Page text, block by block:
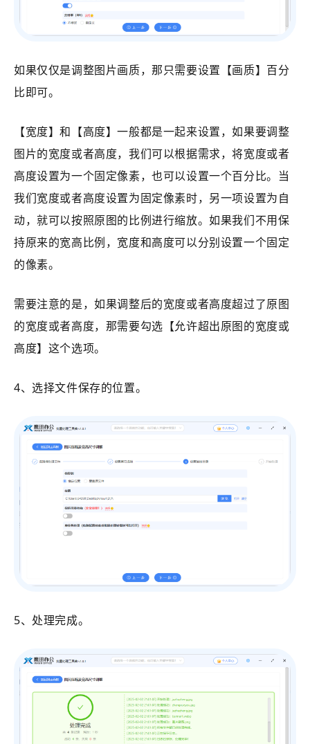
如果仅仅是调整图片画质，那只需要设置【画质】百分
比即可。
【宽度】和【高度】一般都是一起来设置，如果要调整
图片的宽度或者高度，我们可以根据需求，将宽度或者
高度设置为一个固定像素，也可以设置一个百分比。当
我们宽度或者高度设置为固定像素时，另一项设置为自
动，就可以按照原图的比例进行缩放。如果我们不用保
持原来的宽高比例，宽度和高度可以分别设置一个固定
的像素。
需要注意的是，如果调整后的宽度或者高度超过了原图
的宽度或者高度，那需要勾选【允许超出原图的宽度或
高度】这个选项。
4、选择文件保存的位置。
5、处理完成。